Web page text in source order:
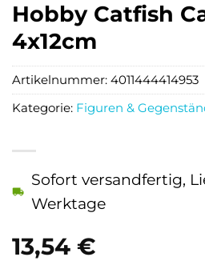
Hobby Catfish
4x12cm
13,54 €
Sofort versandfertig,
Werktage
Artikelnummer: 4011444414953
Kategorie: Figuren &